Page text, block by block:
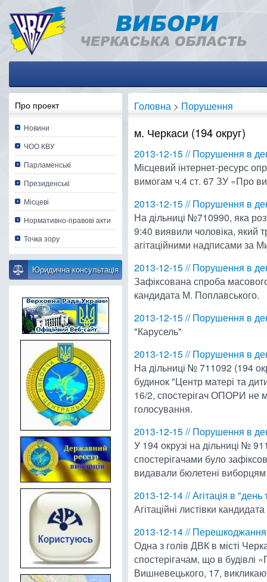
Про проект
Новини
ЧОО КВУ
Парламенські
Президенські
Місцеві
Нормативно-правові акти
Точка зору
Юридична консультацiя
Головна > Порушення
м. Черкаси (194 округ)
2013-12-15 // Порушення в
Місцевий інтернет-ресурс
вимогам ч.4 ст. 67 ЗУ «Про
2013-12-15 // Порушення в
На дільниці №710990, яка
9:40 виявили чоловіка, який
агітаційними надписами за
2013-12-15 // Порушення в
Зафіксована спроба
кандидата М. Поплавського.
2013-12-15 // Порушення в
"Карусель"
2013-12-15 // Порушення в
На дільниці № 711092 (194
будинок "Центр матері та
16/2, спостерігач ОПОРИ не
голосування.
2013-12-15 // Порушення в
У 194 окрузі на дільниці №
спостерігачами було
видавали бюлетені виборцям
2013-12-14 // Агітація в "день
Агітаційні листівки
2013-12-14 // Перешкоджання
Одна з голів ДВК в місті
спостерігачам, що в будівлі
Вишневецького, 17,